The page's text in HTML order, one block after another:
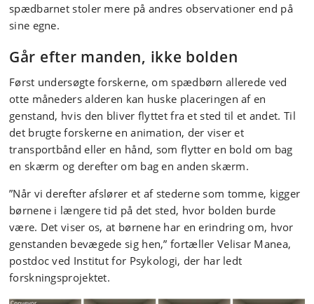
spædbarnet stoler mere på andres observationer end på
sine egne.
Går efter manden, ikke bolden
Først undersøgte forskerne, om spædbørn allerede ved
otte måneders alderen kan huske placeringen af en
genstand, hvis den bliver flyttet fra et sted til et andet. Til
det brugte forskerne en animation, der viser et
transportbånd eller en hånd, som flytter en bold om bag
en skærm og derefter om bag en anden skærm.
”Når vi derefter afslører et af stederne som tomme, kigger
børnene i længere tid på det sted, hvor bolden burde
være. Det viser os, at børnene har en erindring om, hvor
genstanden bevægede sig hen,” fortæller Velisar Manea,
postdoc ved Institut for Psykologi, der har ledt
forskningsprojektet.